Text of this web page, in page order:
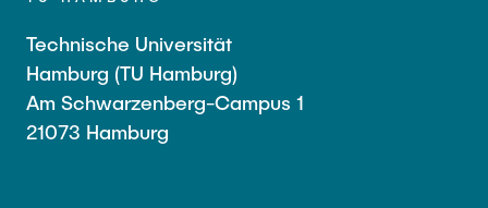
Technische Universität
Hamburg (TU Hamburg)
Am Schwarzenberg-Campus 1
21073 Hamburg